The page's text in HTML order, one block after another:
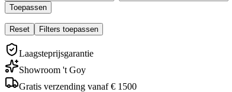
Toepassen
Reset Filters toepassen
Laagsteprijsgarantie
Showroom 't Goy
Gratis verzending vanaf € 1500